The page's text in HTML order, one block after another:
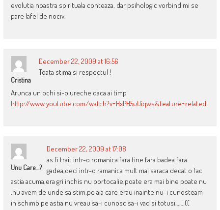
evolutia noastra spirituala conteaza, dar psihologic vorbind mi se
pare lafel de nociv.
Cristina
December 22, 2009 at 16:56
Toata stima si respectul !
Arunca un ochi si-o ureche daca ai timp
http://www.youtube.com/watch?v=HxPH5uUiqws&feature=related
Unu Care....?
December 22, 2009 at 17:08
as fi trait intr-o romanica fara tine fara badea fara
gadea,deci intr-o ramanica mult mai saraca decat o fac
astia acuma,era gri inchis nu portocalie,poate era mai bine poate nu
,nu avem de unde sa stim,pe aia care erau inainte nu-i cunosteam
in schimb pe astia nu vreau sa-i cunosc sa-i vad si totusi……:((